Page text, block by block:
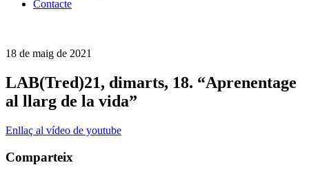
Contacte
18 de maig de 2021
LAB(Tred)21, dimarts, 18. “Aprenentage
al llarg de la vida”
Enllaç al vídeo de youtube
Comparteix